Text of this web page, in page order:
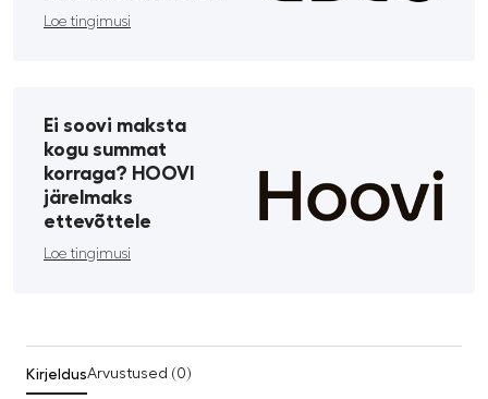
Loe tingimusi
Ei soovi maksta
kogu summat
korraga? HOOVI
järelmaks
ettevõttele
Loe tingimusi
KirjeldusArvustused (0)